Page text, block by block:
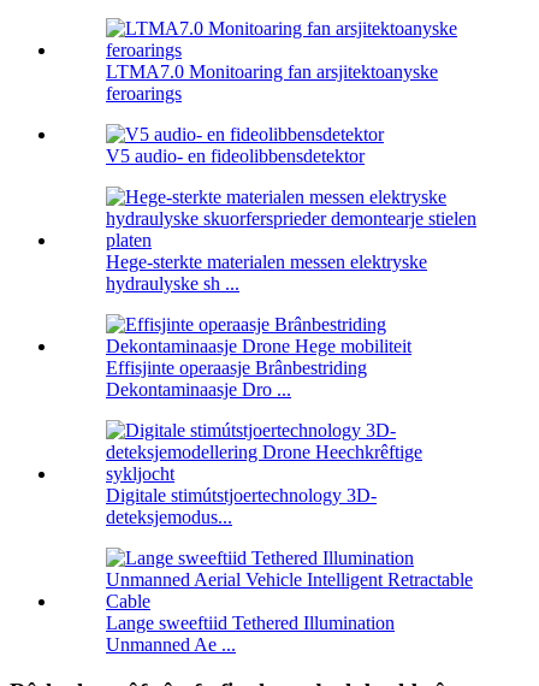
LTMA7.0 Monitoaring fan arsjitektoanyske
feroarings
V5 audio- en fideolibbensdetektor
Hege-sterkte materialen messen elektryske
hydraulyske sh ...
Effisjinte operaasje Brânbestriding
Dekontaminaasje Dro ...
Digitale stimútstjoertechnology 3D-
deteksjemodus...
Lange sweeftiid Tethered Illumination
Unmanned Ae ...